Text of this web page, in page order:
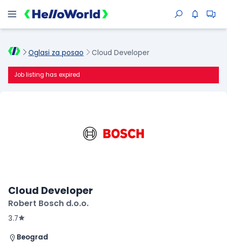
Oglasi za posao Cloud Developer
Job listing has expired
Cloud Developer
Robert Bosch d.o.o.
3.7
Beograd